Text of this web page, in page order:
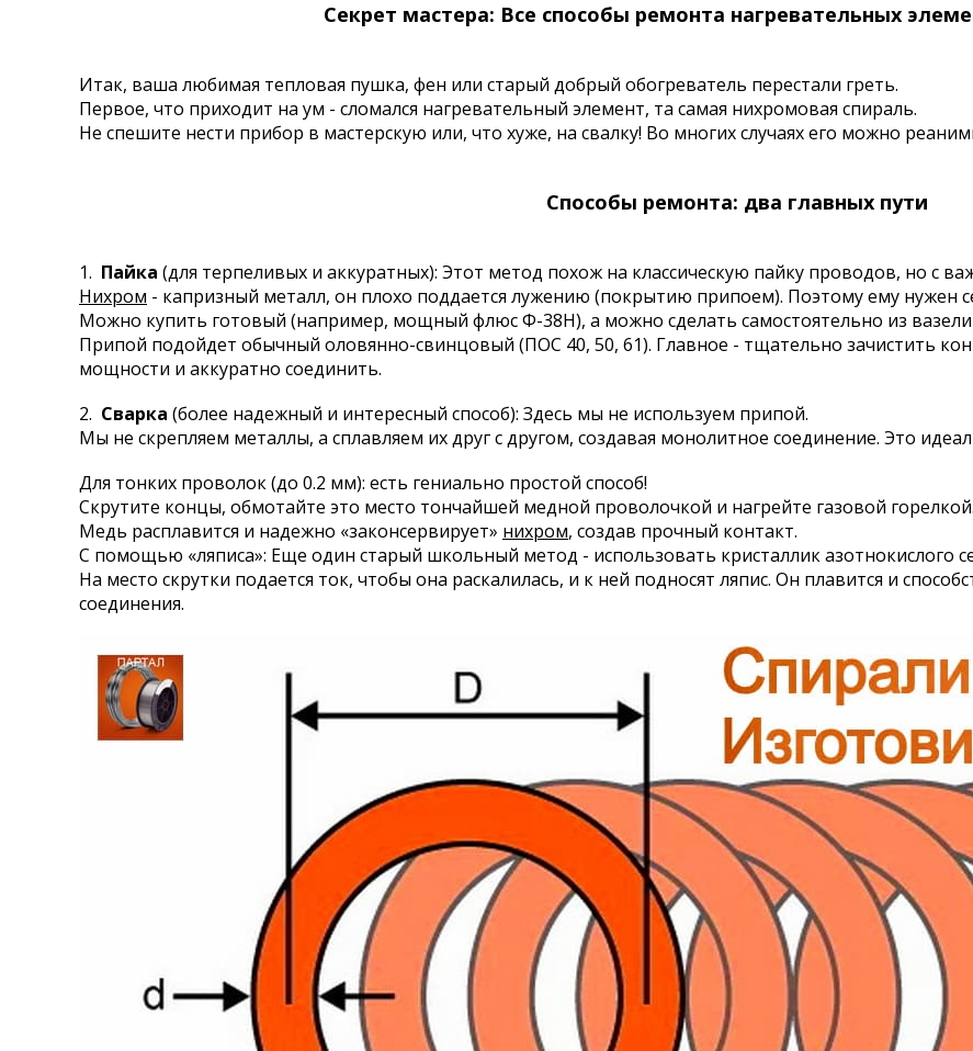
Секрет мастера: Все способы ремонта нагревательных
Итак, ваша любимая тепловая пушка, фен или старый добрый обогреватель перестали греть.
Первое, что приходит на ум - сломался нагревательный элемент, та самая нихромовая спираль.
Не спешите нести прибор в мастерскую или, что хуже, на свалку! Во многих случаях его можно
Способы ремонта: два главных пути
1. Пайка (для терпеливых и аккуратных): Этот метод похож на классическую пайку проводов, но с
Нихром - капризный металл, он плохо поддается лужению (покрытию припоем). Поэтому ему нужен
Можно купить готовый (например, мощный флюс Ф-38Н), а можно сделать самостоятельно из
Припой подойдет обычный оловянно-свинцовый (ПОС 40, 50, 61). Главное - тщательно зачистить
мощности и аккуратно соединить.
2. Сварка (более надежный и интересный способ): Здесь мы не используем припой.
Мы не скрепляем металлы, а сплавляем их друг с другом, создавая монолитное соединение. Это
Для тонких проволок (до 0.2 мм): есть гениально простой способ!
Скрутите концы, обмотайте это место тончайшей медной проволочкой и нагрейте газовой горелкой.
Медь расплавится и надежно «законсервирует» нихром, создав прочный контакт.
С помощью «ляписа»: Еще один старый школьный метод - использовать кристаллик азотнокислого
На место скрутки подается ток, чтобы она раскалилась, и к ней подносят ляпис. Он плавится и
соединения.